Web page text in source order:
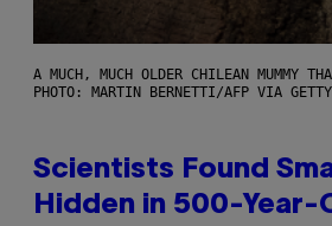
A MUCH, MUCH OLDER CHILEAN MUMMY
PHOTO: MARTIN BERNETTI/AFP VIA
Scientists Found
Hidden in 500-Year-